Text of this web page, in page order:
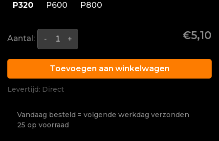
P320 P600 P800
Aantal: +
- €5,10
Toevoegen aan winkelwagen
Levertijd: Direct
Vandaag besteld = volgende werkdag verzonden
25 op voorraad